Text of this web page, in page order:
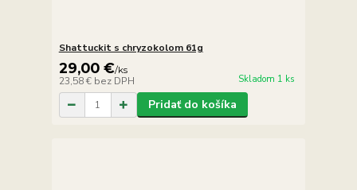
Shattuckit s chryzokolom 61g
29,00 €/ks
23,58 € bez DPH Skladom 1 ks
Pridať do košíka